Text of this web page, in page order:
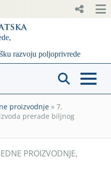
proizvodnje » 7.
prerade biljnog
PROIZVODNJE,